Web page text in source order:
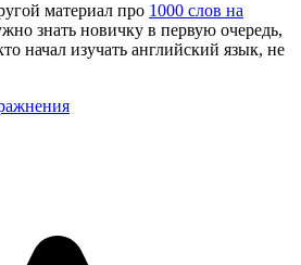
материал про 1000 слов на
знать новичку в первую очередь,
начал изучать английский язык, не